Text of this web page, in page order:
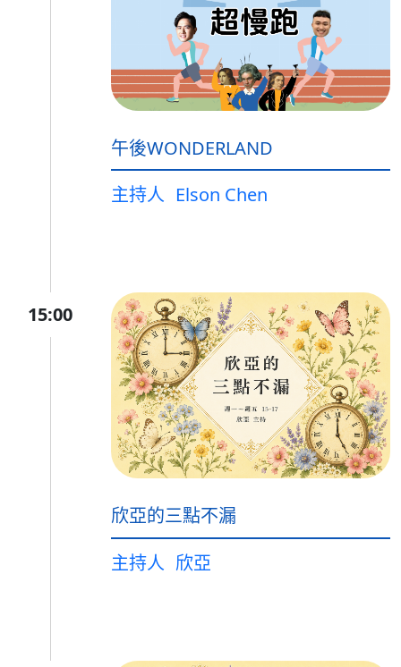
午後WONDERLAND
主持人 Elson Chen
15:00
欣亞的三點不漏
主持人 欣亞